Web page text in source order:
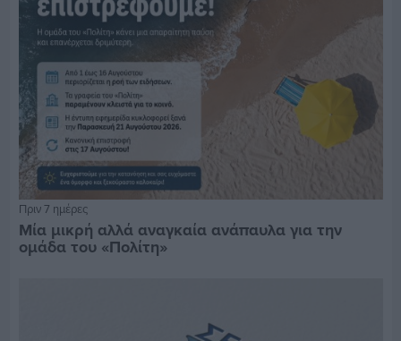
Πριν 7 ημέρες
Μία μικρή αλλά αναγκαία ανάπαυλα για την
ομάδα του «Πολίτη»